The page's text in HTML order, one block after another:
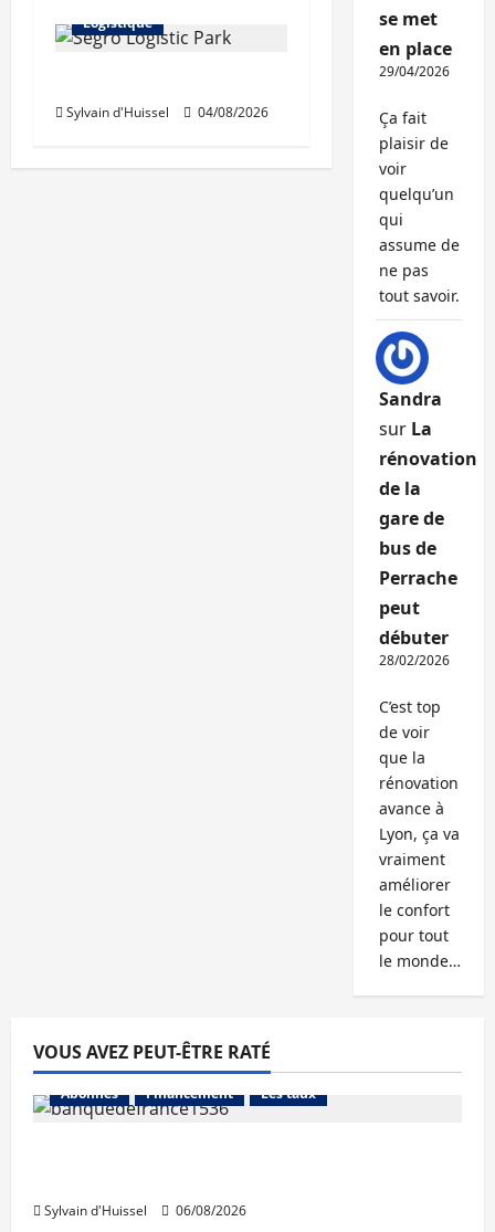
Logistique
Sylvain d'Huissel 04/08/2026
se met
en place
29/04/2026
Ça fait
plaisir de
voir
quelqu’un
qui
assume de
ne pas
tout savoir.
Sandra
sur La
rénovation
de la
gare de
bus de
Perrache
peut
débuter
28/02/2026
C’est top
de voir
que la
rénovation
avance à
Lyon, ça va
vraiment
améliorer
le confort
pour tout
le monde…
VOUS AVEZ PEUT-ÊTRE RATÉ
Abonnés Financement Les taux
Sylvain d'Huissel 06/08/2026
Abonnés Financement